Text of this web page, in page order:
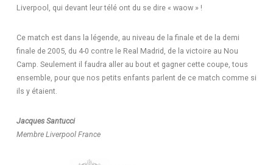
Liverpool, qui devant leur télé ont du se dire « waow » !
Ce match est dans la légende, au niveau de la finale et de la demi
finale de 2005, du 4-0 contre le Real Madrid, de la victoire au Nou
Camp. Seulement il faudra aller au bout et gagner cette coupe, tous
ensemble, pour que nos petits enfants parlent de ce match comme si
ils y étaient.
Jacques Santucci
Membre Liverpool France